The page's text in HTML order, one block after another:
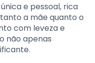
e pessoal, rica
a mãe quanto o
com leveza e
não apenas